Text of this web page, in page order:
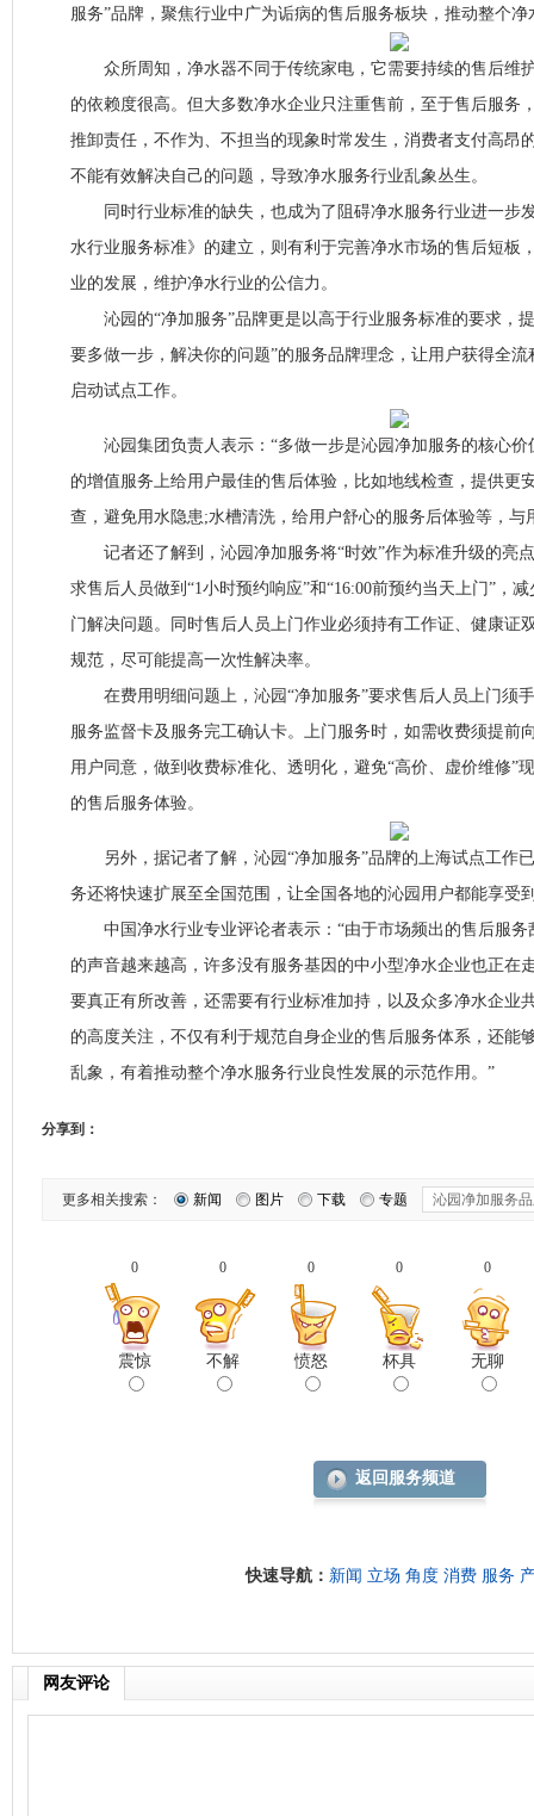
服务”品牌，聚焦行业中广为诟病的售后服务板块，推动整个
众所周知，净水器不同于传统家电，它需要持续的售后维
的依赖度很高。但大多数净水企业只注重售前，至于售后服务
推卸责任，不作为、不担当的现象时常发生，消费者支付高昂
不能有效解决自己的问题，导致净水服务行业乱象丛生。
同时行业标准的缺失，也成为了阻碍净水服务行业进一步
水行业服务标准》的建立，则有利于完善净水市场的售后短板
业的发展，维护净水行业的公信力。
沁园的“净加服务”品牌更是以高于行业服务标准的要求，
要多做一步，解决你的问题”的服务品牌理念，让用户获得全
启动试点工作。
沁园集团负责人表示：“多做一步是沁园净加服务的核心价
的增值服务上给用户最佳的售后体验，比如地线检查，提供更
查，避免用水隐患;水槽清洗，给用户舒心的服务后体验等，与
记者还了解到，沁园净加服务将“时效”作为标准升级的亮
求售后人员做到“1小时预约响应”和“16:00前预约当天上门”，
门解决问题。同时售后人员上门作业必须持有工作证、健康证
规范，尽可能提高一次性解决率。
在费用明细问题上，沁园“净加服务”要求售后人员上门须
服务监督卡及服务完工确认卡。上门服务时，如需收费须提前
用户同意，做到收费标准化、透明化，避免“高价、虚价维修”
的售后服务体验。
另外，据记者了解，沁园“净加服务”品牌的上海试点工作
务还将快速扩展至全国范围，让全国各地的沁园用户都能享受
中国净水行业专业评论者表示：“由于市场频出的售后服务
的声音越来越高，许多没有服务基因的中小型净水企业也正在
要真正有所改善，还需要有行业标准加持，以及众多净水企业
的高度关注，不仅有利于规范自身企业的售后服务体系，还能
乱象，有着推动整个净水服务行业良性发展的示范作用。”
分享到：
更多相关搜索： 新闻 图片 下载 专题
0
震惊
0
不解
0
愤怒
0
杯具
0
无聊
返回服务频道
快速导航： 新闻 立场 角度 消费 服务
网友评论